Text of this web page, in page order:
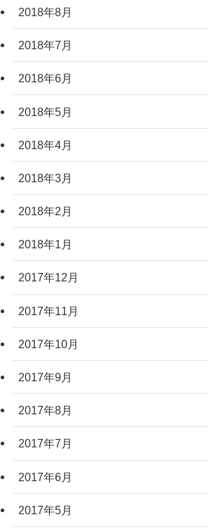
2018年8月
2018年7月
2018年6月
2018年5月
2018年4月
2018年3月
2018年2月
2018年1月
2017年12月
2017年11月
2017年10月
2017年9月
2017年8月
2017年7月
2017年6月
2017年5月